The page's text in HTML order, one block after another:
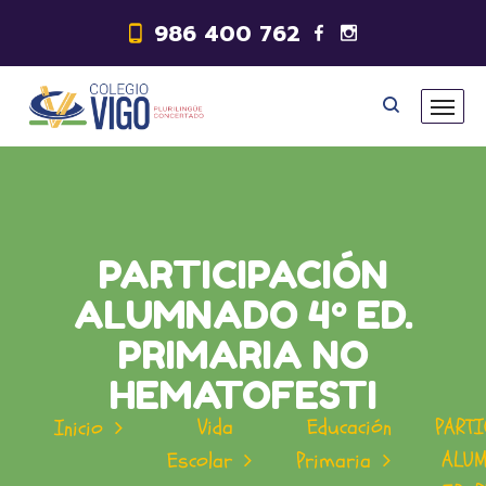
986 400 762
PARTICIPACIÓN
ALUMNADO 4º ED.
PRIMARIA NO
HEMATOFESTI
Inicio
Vida
Escolar
Educación
Primaria